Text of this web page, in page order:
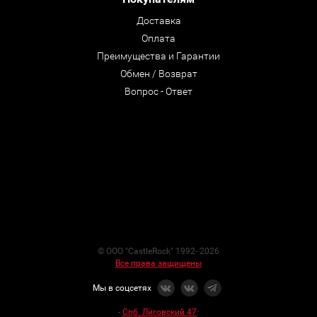
Доставка
Оплата
Преимущества и Гарантии
Обмен / Возврат
Вопрос - Ответ
© ООО "CastleRock" 1992- 2026
Все права защищены
Мы в соцсетях
- Спб. Лиговский 47: